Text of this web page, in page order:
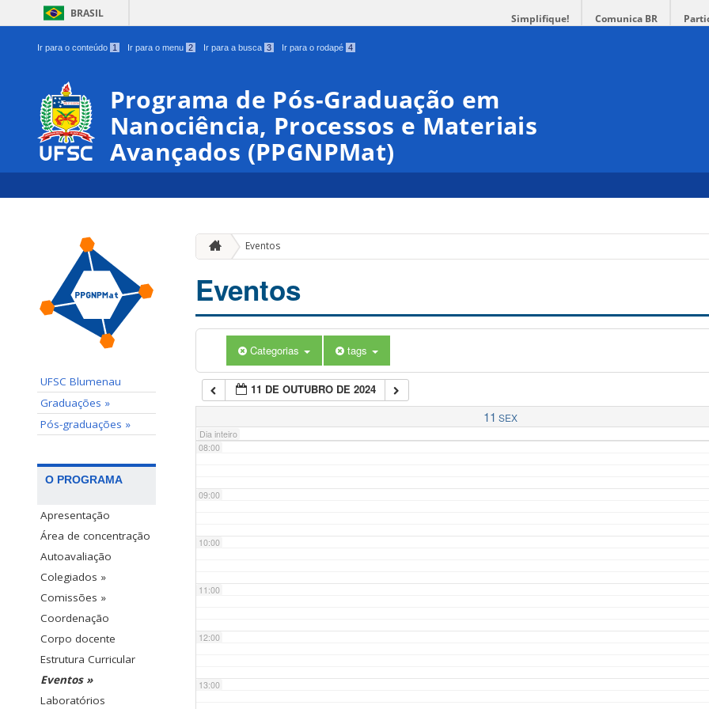
BRASIL Simplifique! Comunica BR
Ir para o conteúdo 1 Ir para o menu 2 Ir para a busca 3 Ir para o rodapé 4
Programa de Pós-Graduação em
Nanociência, Processos e Materiais
Avançados (PPGNPMat)
UFSC Blumenau
Graduações »
Pós-graduações »
O PROGRAMA
Apresentação
Área de concentração
Autoavaliação
Colegiados »
Comissões »
Coordenação
Corpo docente
Estrutura Curricular
Eventos »
Laboratórios
Eventos
Eventos
Categorias tags
11 DE OUTUBRO DE 2024
11 SEX
Dia inteiro
01:00
02:00
04:00
07:00
08:00
09:00
10:00
11:00
12:00
13:00